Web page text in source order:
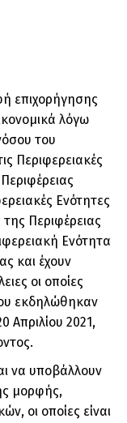
επιχορήγησης
λόγω
του
Περιφερειακές
Ενότητες
Περιφέρειας
Ενότητα
και έχουν
οι οποίες
εκδηλώθηκαν
Απριλίου 2021,
να υποβάλλουν
μορφής,
οι οποίες είναι